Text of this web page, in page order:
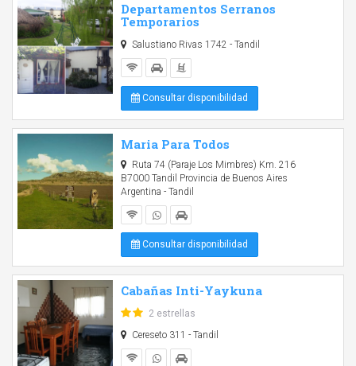
Departamentos Serranos
Temporarios
Salustiano Rivas 1742 - Tandil
Consultar disponibilidad
Maria Para Todos
Ruta 74 (Paraje Los Mimbres) Km. 216
B7000 Tandil Provincia de Buenos Aires
Argentina - Tandil
Consultar disponibilidad
Cabañas Inti-Yaykuna
2 estrellas
Cereseto 311 - Tandil